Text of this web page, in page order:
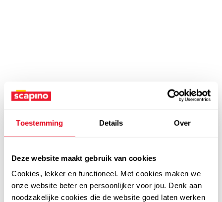
Toestemming Details Over
Deze website maakt gebruik van cookies
Cookies, lekker en functioneel. Met cookies maken we
onze website beter en persoonlijker voor jou. Denk aan
noodzakelijke cookies die de website goed laten werken